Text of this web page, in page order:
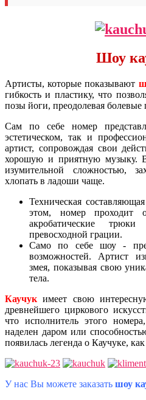
Шоу
Артисты, которые показывают
гибкость и пластику, что
позы йоги, преодолевая болевые
Сам по себе номер
эстетическом, так и
артист, сопровождая свои
хорошую и приятную музыку.
изумительной сложностью,
хлопать в ладоши чаще.
Техническая
этом, номер проходит
акробатические
превосходной грации.
Само по себе шоу -
возможностей. Артист
змея, показывая свою
тела.
Каучук имеет свою
древнейшего циркового
что исполнитель этого
наделен даром или
появилась легенда о Каучуке,
У нас Вы можете заказать шоу